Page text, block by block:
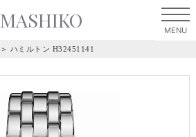
MASHIKO
＞ ハミルトン H32451141